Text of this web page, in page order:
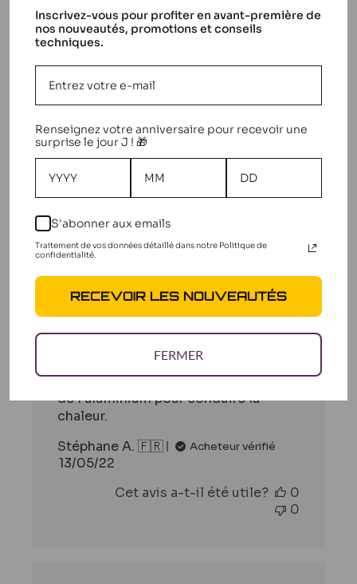
Parfait
Se monte très facilement et permet
température en dessous
Cyril V. 🇫🇷
Acheteur vérifié
de
16/04/25
C’est tout en plastique,
C’est tout en plastique, aucune
transmission de chaleur, mieux vaux
de l’aluminium pour conduire la
chaleur.
Stéphane A. 🇫🇷
Acheteur vérifié
Date
publication
13/05/22
Cet avis a-t-il été utile?
0
0
Inscrivez-vous pour profiter en avant-première de
nos nouveautés, promotions et conseils
techniques.
Renseignez votre anniversaire pour recevoir une
surprise le jour J ! 🎁
S'abonner aux emails
Traitement de vos données détaillé dans notre Politique de
confidentialité.
RECEVOIR LES NOUVEAUTÉS
FERMER